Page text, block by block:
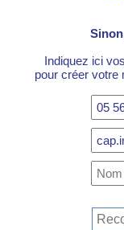
Indiquez ici
pour créer votre